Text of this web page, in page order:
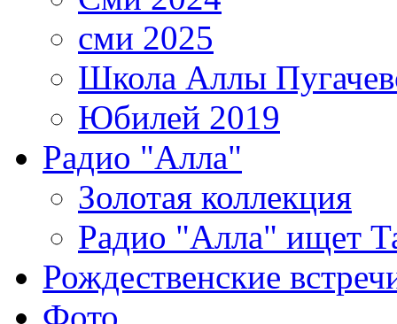
сми 2025
Школа Аллы
Юбилей 2019
Радио "Алла"
Золотая коллекция
Радио "Алла" ищет
Рождественские
Фото